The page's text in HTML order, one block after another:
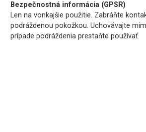
Bezpečnostná informácia (GPSR)
Len na vonkajšie použitie. Zabráňte
podráždenou pokožkou. Uchovávajte
prípade podráždenia prestaňte používať.